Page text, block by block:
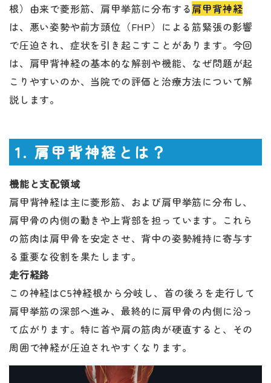
根）由来で菱形筋、肩甲挙筋に分布する肩甲背神経
は、悪い姿勢や前方頭位（FHP）による筋緊張の影響
で圧迫され、症状を引き起こすことがあります。今回
は、肩甲背神経の基本的な解剖や機能、なぜ問題が起
こりやすいのか、当院での評価と治療方法について解
説します。
1. 肩甲背神経とは？
機能と支配領域
肩甲背神経は主に菱形筋、および肩甲挙筋に分布し、
肩甲骨の内側の動きや上背部を担っています。これら
の筋肉は肩甲骨を安定させ、背中の姿勢維持に寄与す
る重要な役割を果たします。
走行経路
この神経はC5神経根から分岐し、首の後ろを走行して
肩甲挙筋の深部へ進み、最終的に肩甲骨の内側に沿っ
て広がります。特に首や肩の筋肉が硬直すると、その
周囲で神経が圧迫されやすくなります。